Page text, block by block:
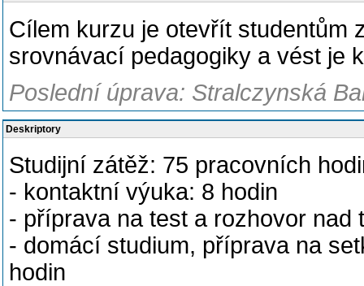
Cílem kurzu je otevřít studentům
srovnávací pedagogiky a vést je
Poslední úprava: Stralczynská
Deskriptory
Studijní zátěž: 75 pracovních
- kontaktní výuka: 8 hodin
- příprava na test a rozhovor nad
- domácí studium, příprava na
hodin